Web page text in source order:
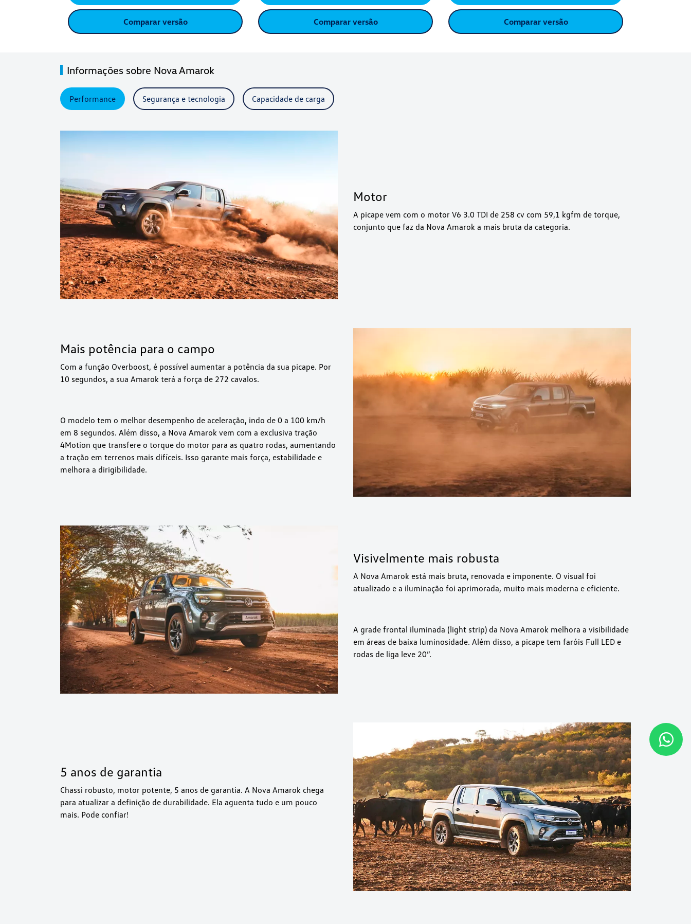
Comparar versão Comparar versão Comparar versão
Informações sobre Nova Amarok
Performance Segurança e tecnologia Capacidade de carga
Motor
A picape vem com o motor V6 3.0 TDI de 258 cv com 59,1 kgfm de torque,
conjunto que faz da Nova Amarok a mais bruta da categoria.
Mais potência para o campo
Com a função Overboost, é possível aumentar a potência da sua picape. Por
10 segundos, a sua Amarok terá a força de 272 cavalos.
O modelo tem o melhor desempenho de aceleração, indo de 0 a 100 km/h
em 8 segundos. Além disso, a Nova Amarok vem com a exclusiva tração
4Motion que transfere o torque do motor para as quatro rodas, aumentando
a tração em terrenos mais difíceis. Isso garante mais força, estabilidade e
melhora a dirigibilidade.
Visivelmente mais robusta
A Nova Amarok está mais bruta, renovada e imponente. O visual foi
atualizado e a iluminação foi aprimorada, muito mais moderna e eficiente.
A grade frontal iluminada (light strip) da Nova Amarok melhora a visibilidade
em áreas de baixa luminosidade. Além disso, a picape tem faróis Full LED e
rodas de liga leve 20”.
5 anos de garantia
Chassi robusto, motor potente, 5 anos de garantia. A Nova Amarok chega
para atualizar a definição de durabilidade. Ela aguenta tudo e um pouco
mais. Pode confiar!